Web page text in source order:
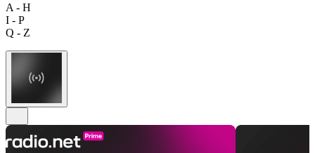
A - H
I - P
Q - Z